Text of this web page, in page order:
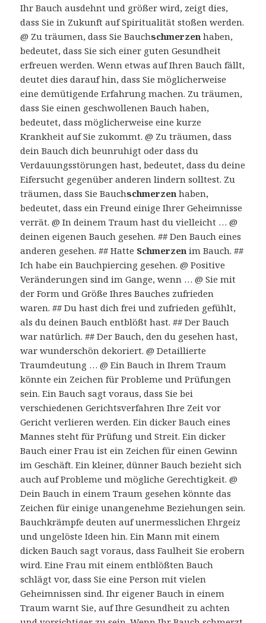
Ihr Bauch ausdehnt und größer wird, zeigt dies,
dass Sie in Zukunft auf Spiritualität stoßen werden.
@ Zu träumen, dass Sie Bauchschmerzen haben,
bedeutet, dass Sie sich einer guten Gesundheit
erfreuen werden. Wenn etwas auf Ihren Bauch fällt,
deutet dies darauf hin, dass Sie möglicherweise
eine demütigende Erfahrung machen. Zu träumen,
dass Sie einen geschwollenen Bauch haben,
bedeutet, dass möglicherweise eine kurze
Krankheit auf Sie zukommt. @ Zu träumen, dass
dein Bauch dich beunruhigt oder dass du
Verdauungsstörungen hast, bedeutet, dass du deine
Eifersucht gegenüber anderen lindern solltest. Zu
träumen, dass Sie Bauchschmerzen haben,
bedeutet, dass ein Freund einige Ihrer Geheimnisse
verrät. @ In deinem Traum hast du vielleicht … @
deinen eigenen Bauch gesehen. ## Den Bauch eines
anderen gesehen. ## Hatte Schmerzen im Bauch. ##
Ich habe ein Bauchpiercing gesehen. @ Positive
Veränderungen sind im Gange, wenn … @ Sie mit
der Form und Größe Ihres Bauches zufrieden
waren. ## Du hast dich frei und zufrieden gefühlt,
als du deinen Bauch entblößt hast. ## Der Bauch
war natürlich. ## Der Bauch, den du gesehen hast,
war wunderschön dekoriert. @ Detaillierte
Traumdeutung … @ Ein Bauch in Ihrem Traum
könnte ein Zeichen für Probleme und Prüfungen
sein. Ein Bauch sagt voraus, dass Sie bei
verschiedenen Gerichtsverfahren Ihre Zeit vor
Gericht verlieren werden. Ein dicker Bauch eines
Mannes steht für Prüfung und Streit. Ein dicker
Bauch einer Frau ist ein Zeichen für einen Gewinn
im Geschäft. Ein kleiner, dünner Bauch bezieht sich
auch auf Probleme und mögliche Gerechtigkeit. @
Dein Bauch in einem Traum gesehen könnte das
Zeichen für einige unangenehme Beziehungen sein.
Bauchkrämpfe deuten auf unermesslichen Ehrgeiz
und ungelöste Ideen hin. Ein Mann mit einem
dicken Bauch sagt voraus, dass Faulheit Sie erobern
wird. Eine Frau mit einem entblößten Bauch
schlägt vor, dass Sie eine Person mit vielen
Geheimnissen sind. Ihr eigener Bauch in einem
Traum warnt Sie, auf Ihre Gesundheit zu achten